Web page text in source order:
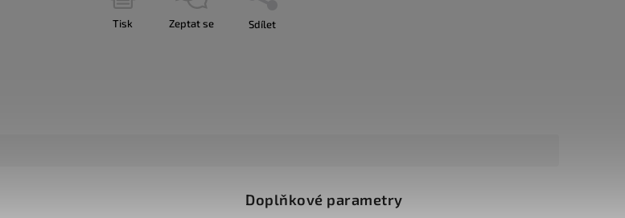
Tisk Zeptat se Sdílet
Doplňkové parametry